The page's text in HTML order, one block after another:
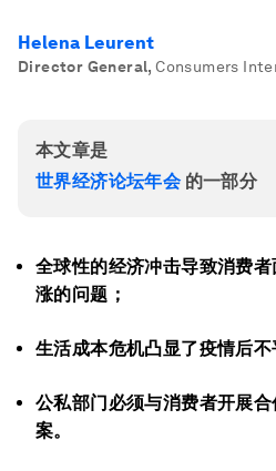
Helena Leurent
Director General, Consumers
本文章是
世界经济论坛年会的一部分
全球性的经济冲击导致消费
涨的问题；
生活成本危机凸显了疫情后不
公私部门必须与消费者开展
案。